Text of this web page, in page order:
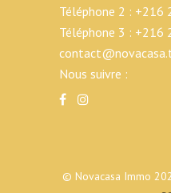
Téléphone 2 : +216
Téléphone 3 : +216
Nous suivre :
© Novacasa Immo